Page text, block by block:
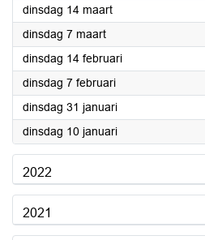
dinsdag 14 maart2023
dinsdag 7 maart2023
dinsdag 14 februari2023
dinsdag 7 februari2023
dinsdag 31 januari2023
dinsdag 10 januari2023
2022
2021